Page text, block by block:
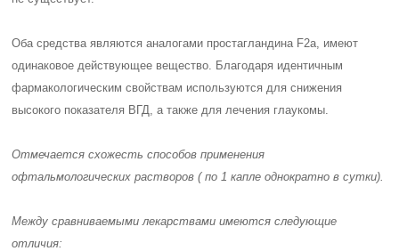
Оба средства являются аналогами простагландина F2a, имеют
одинаковое действующее вещество. Благодаря идентичным
фармакологическим свойствам используются для снижения
высокого показателя ВГД, а также для лечения глаукомы.
Отмечается схожесть способов применения
офтальмологических растворов (по 1 капле однократно в сутки).
Между сравниваемыми лекарствами имеются следующие
отличия: